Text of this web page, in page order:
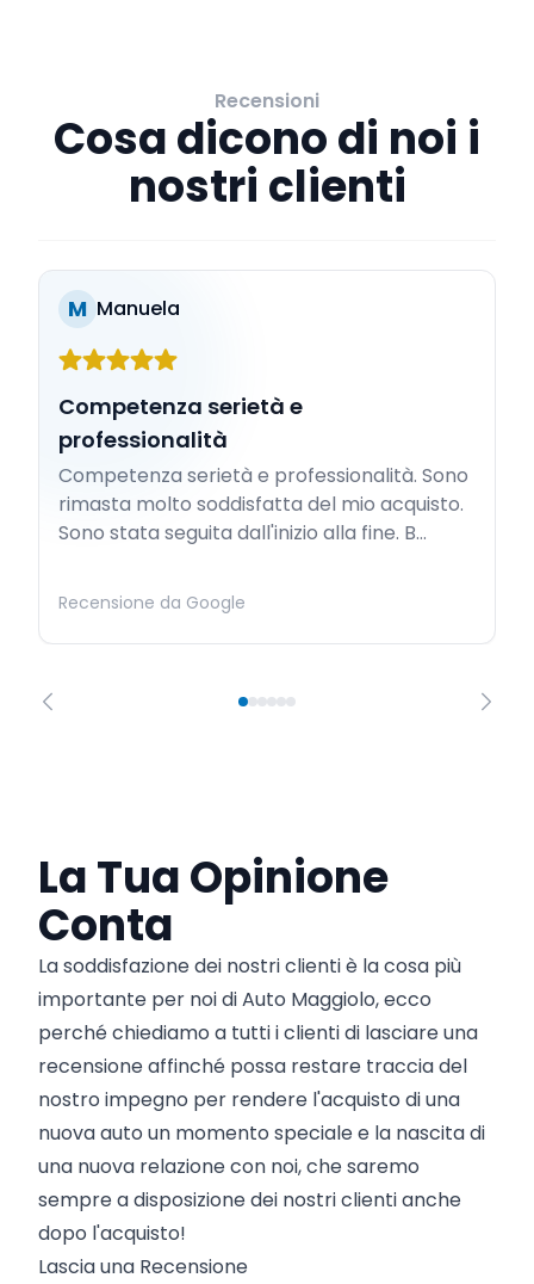
Recensioni
Cosa dicono di noi i
nostri clienti
M Manuela
Competenza serietà e
professionalità
Competenza serietà e professionalità. Sono
rimasta molto soddisfatta del mio acquisto.
Sono stata seguita dall'inizio alla fine. B...
Recensione da Google
La Tua Opinione
Conta
La soddisfazione dei nostri clienti è la cosa più
importante per noi di Auto Maggiolo, ecco
perché chiediamo a tutti i clienti di lasciare una
recensione affinché possa restare traccia del
nostro impegno per rendere l'acquisto di una
nuova auto un momento speciale e la nascita di
una nuova relazione con noi, che saremo
sempre a disposizione dei nostri clienti anche
dopo l'acquisto!
Lascia una Recensione